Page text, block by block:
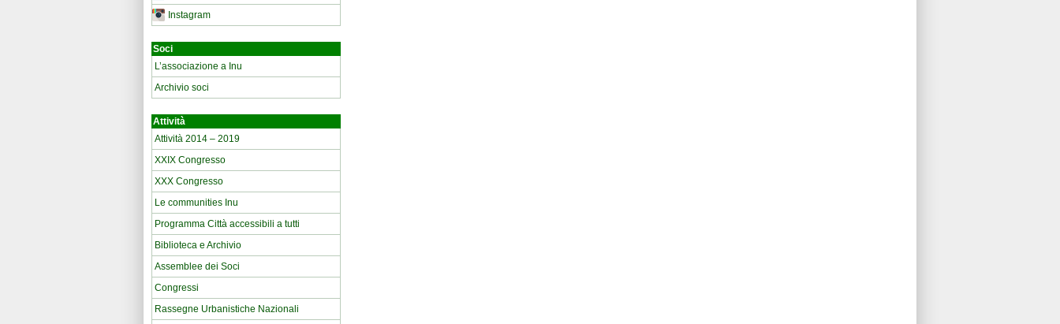
Instagram
Soci
L’associazione a Inu
Archivio soci
Attività
Attività 2014 – 2019
XXIX Congresso
XXX Congresso
Le communities Inu
Programma Città accessibili a tutti
Biblioteca e Archivio
Assemblee dei Soci
Congressi
Rassegne Urbanistiche Nazionali